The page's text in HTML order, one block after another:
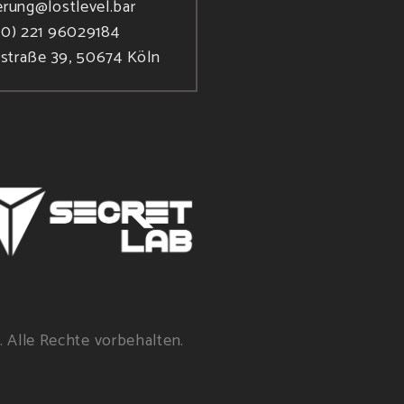
221 96029184
39, 50674 Köln
Rechte vorbehalten.